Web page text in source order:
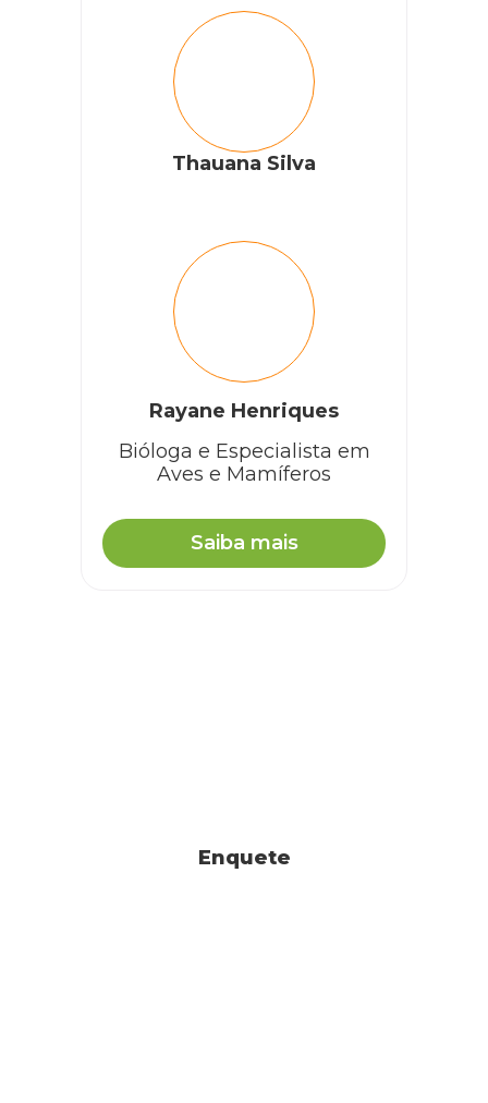
Thauana Silva
Rayane Henriques
Bióloga e Especialista em
Aves e Mamíferos
Saiba mais
Enquete